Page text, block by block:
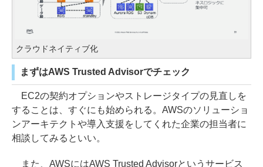
クラウドネイティブ化
まずはAWS Trusted Advisorでチェック
EC2の契約オプションやストレージタイプの見直しを
することは、すぐにも始められる。AWSのソリューショ
ンアーキテクトや導入支援をしてくれた企業の担当者に
相談してみるといい。
また、AWSにはAWS Trusted Advisorというサービス